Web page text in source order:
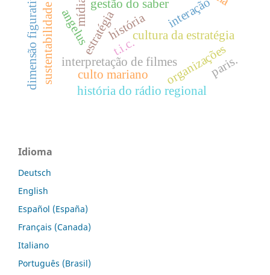
estratégia cultura da estratégia
t.i.c.
interação
gestão do saber
dimensão figurative interpretação de filmesorganizações
sustentabilidade história
história do rádio regional
culto mariano
angelus
mídia
paris.
Idioma
Deutsch
English
Español (España)
Français (Canada)
Italiano
Português (Brasil)